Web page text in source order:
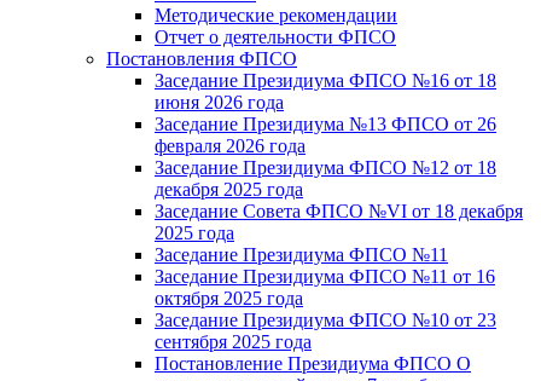
Методические рекомендации
Отчет о деятельности ФПСО
Постановления ФПСО
Заседание Президиума ФПСО №16 от 18
июня 2026 года
Заседание Президиума №13 ФПСО от 26
февраля 2026 года
Заседание Президиума ФПСО №12 от 18
декабря 2025 года
Заседание Совета ФПСО №VI от 18 декабря
2025 года
Заседание Президиума ФПСО №11
Заседание Президиума ФПСО №11 от 16
октября 2025 года
Заседание Президиума ФПСО №10 от 23
сентября 2025 года
Постановление Президиума ФПСО О